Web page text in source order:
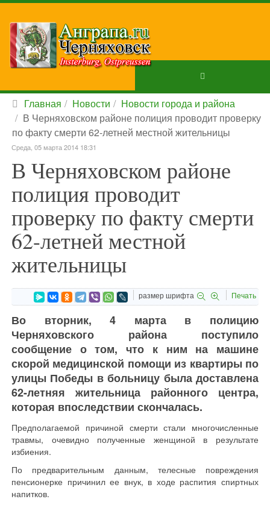
Главная Новости
Новости города и района
В Черняховском районе полиция проводит проверку
по факту смерти 62-летней местной жительницы
Среда, 05 марта 2014 18:31
В Черняховском районе
полиция проводит
проверку по факту смерти
62-летней местной
жительницы
размер шрифта Печать
Во вторник, 4 марта в полицию
Черняховского района поступило
сообщение о том, что к ним на машине
скорой медицинской помощи из квартиры по
улицы Победы в больницу была доставлена
62-летняя жительница районного центра,
которая впоследствии скончалась.
Предполагаемой причиной смерти стали многочисленные
травмы, очевидно полученные женщиной в результате
избиения.
По предварительным данным, телесные повреждения
пенсионерке причинил ее внук, в ходе распития спиртных
напитков.